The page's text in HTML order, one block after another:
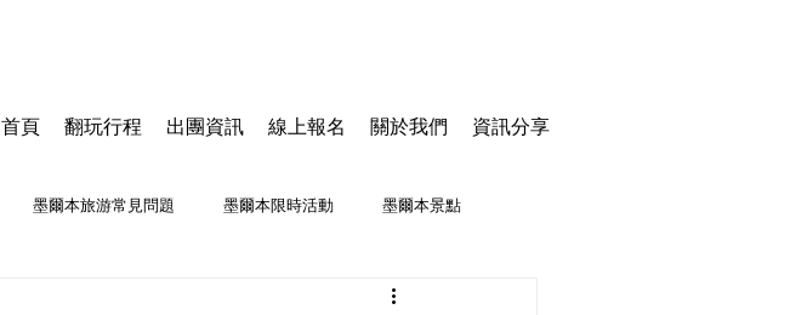
首頁 翻玩行程 出團資訊 線上報名 關於我們 資訊分享
墨爾本旅游常見問題 墨爾本限時活動 墨爾本景點